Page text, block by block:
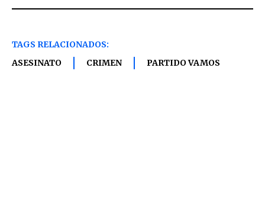
TAGS RELACIONADOS:
ASESINATO
CRIMEN PARTIDO VAMOS